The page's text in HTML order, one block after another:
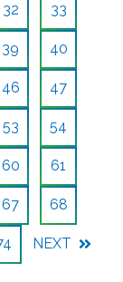
32 33
39 40
46 47
53 54
60 61
67 68
NEXT